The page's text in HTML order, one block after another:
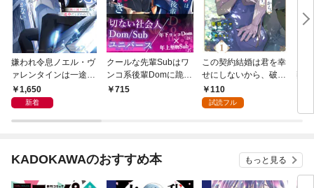
嫌われ令息ノエル・ヴ
ァレンタインは一途な
愛に気づかない 死に
戻りの世界で運命だと
1,650
新着
クールな先輩Subはワ
ンコ系後輩Domに跪き
たい715
この契約結婚は君を幸
せにしないから、破棄
して、逃げて、忘れま
す。【１】
110
試読フル
契
す
KADOKAWAのおすすめ本 もっと見る